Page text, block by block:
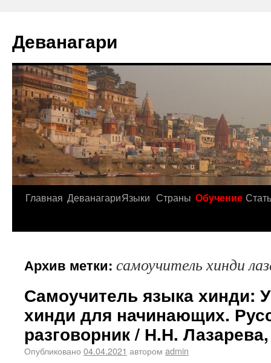
Деванагари
Главная ДеванагариЯзыки Страны Обучение
Архив метки: самоучитель хинди
Самоучитель языка хинди:
хинди для начинающих.
разговорник / Н.Н.
Опубликовано 04.04.2021 автором admin